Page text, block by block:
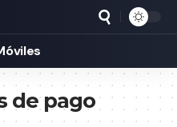
de pago